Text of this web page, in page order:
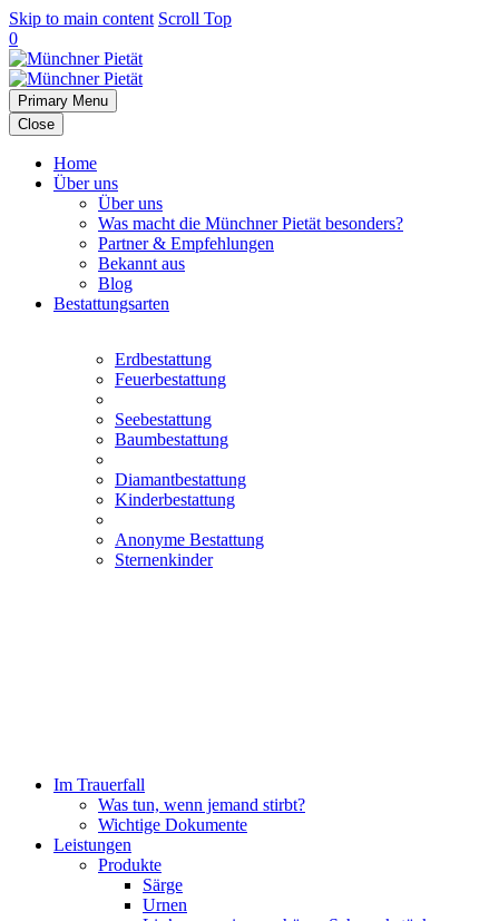
Skip to main content Scroll Top
0
Primary Menu
Close
Home
Über uns
Über uns
Was macht die Münchner Pietät besonders?
Partner & Empfehlungen
Bekannt aus
Blog
Bestattungsarten
Erdbestattung
Feuerbestattung
Seebestattung
Baumbestattung
Diamantbestattung
Kinderbestattung
Anonyme Bestattung
Sternenkinder
Im Trauerfall
Was tun, wenn jemand stirbt?
Wichtige Dokumente
Leistungen
Produkte
Särge
Urnen